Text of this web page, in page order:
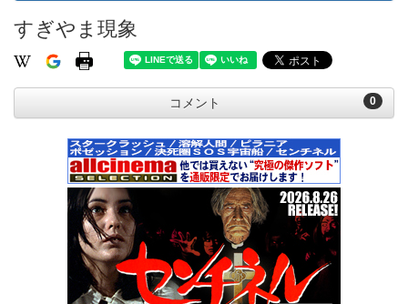
すぎやま現象
0
コメント